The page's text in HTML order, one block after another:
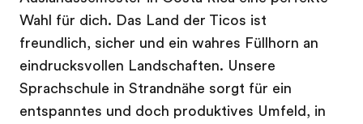
Wahl für dich. Das Land der Ticos ist
freundlich, sicher und ein wahres Füllhorn an
eindrucksvollen Landschaften. Unsere
Sprachschule in Strandnähe sorgt für ein
entspanntes und doch produktives Umfeld, in